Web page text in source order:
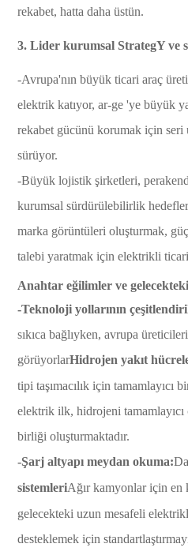
rekabet, hatta daha üstün.
3. Lider kurumsal StrategY ve
-Avrupa'nın büyük ticari araç
elektrik katıyor, ar-ge 'ye büyük
rekabet gücünü korumak için
sürüyor.
-Büyük lojistik şirketleri,
kurumsal sürdürülebilirlik
marka görüntüleri oluşturmak,
talebi yaratmak için elektrikli
Anahtar eğilimler ve
-Teknoloji yollarının
sıkıca bağlıyken, avrupa
görüyorlarHidrojen yakıt
tipi taşımacılık için
elektrik ilk, hidrojeni
birliği oluşturmaktadır.
-Şarj altyapı meydan okuma:
sistemleriAğır kamyonlar için en
gelecekteki uzun mesafeli
desteklemek için